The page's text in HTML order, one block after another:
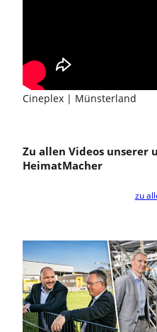
Cineplex | Münsterland
Zu allen Videos unserer
HeimatMacher
zu